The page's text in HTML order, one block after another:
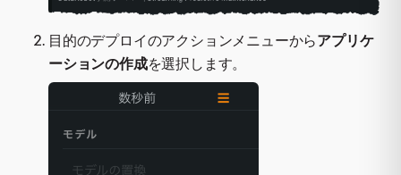
目的のデプロイのアクションメニューからアプリケ
ーションの作成を選択します。